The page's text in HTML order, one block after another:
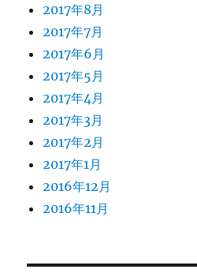
2017年8月
2017年7月
2017年6月
2017年5月
2017年4月
2017年3月
2017年2月
2017年1月
2016年12月
2016年11月